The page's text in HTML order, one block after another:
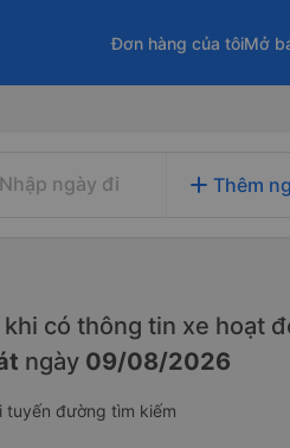
Đơn hàng của tôiMở
Nhập ngày đi add Thêm
có thông tin xe hoạt
ngày 09/08/2026
tuyến đường tìm kiếm